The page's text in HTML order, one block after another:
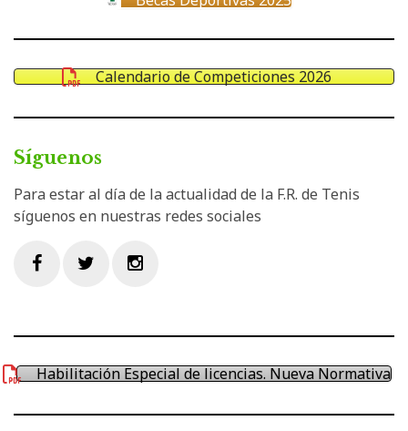
Calendario de Competiciones 2026
Síguenos
Para estar al día de la actualidad de la F.R. de Tenis
síguenos en nuestras redes sociales
Habilitación Especial de licencias. Nueva Normativa